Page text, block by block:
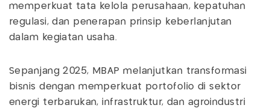
memperkuat tata kelola perusahaan, kepatuhan
regulasi, dan penerapan prinsip keberlanjutan
dalam kegiatan usaha.
Sepanjang 2025, MBAP melanjutkan transformasi
bisnis dengan memperkuat portofolio di sektor
energi terbarukan, infrastruktur, dan agroindustri